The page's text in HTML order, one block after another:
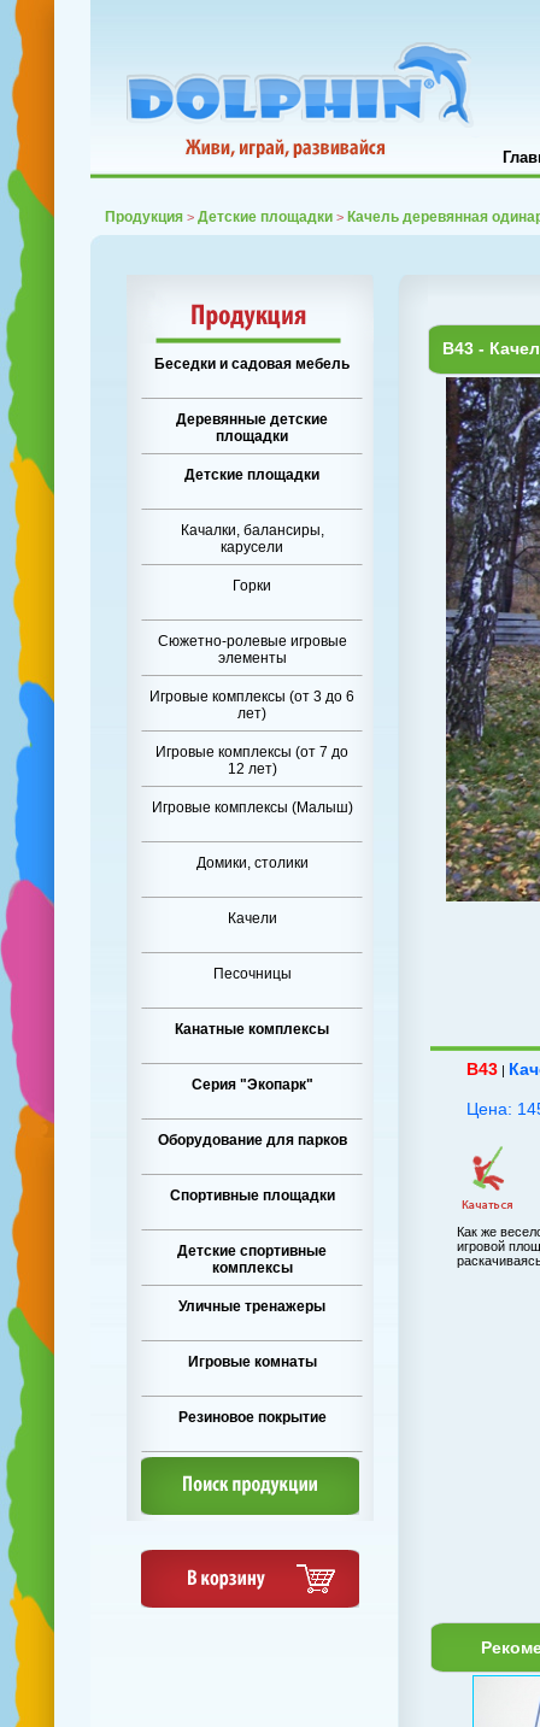
Продукция > Детские площадки > Качель деревянная
Беседки и садовая мебель
Деревянные детские
площадки
Детские площадки
Качалки, балансиры,
карусели
Горки
Сюжетно-ролевые игровые
элементы
Игровые комплексы (от 3 до 6
лет)
Игровые комплексы (от 7 до
12 лет)
Игровые комплексы (Малыш)
Домики, столики
Качели
Песочницы
Канатные комплексы
Серия "Экопарк"
Оборудование для парков
Спортивные площадки
Детские спортивные
комплексы
Уличные тренажеры
Игровые комнаты
Резиновое покрытие
B43 -
B43 |
Цена:
Как же
игровой